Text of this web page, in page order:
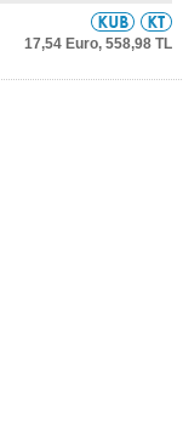
17,54 Euro, 558,98 TL